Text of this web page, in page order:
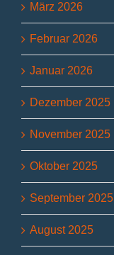
März 2026
Februar 2026
Januar 2026
Dezember 2025
November 2025
Oktober 2025
September 2025
August 2025